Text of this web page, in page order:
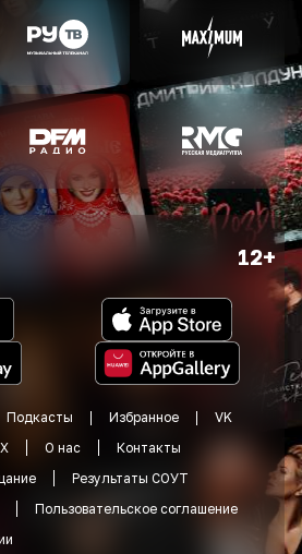
12+
Подкасты Избранное
VK
О нас
Контакты
Результаты СОУТ
Пользовательское соглашение